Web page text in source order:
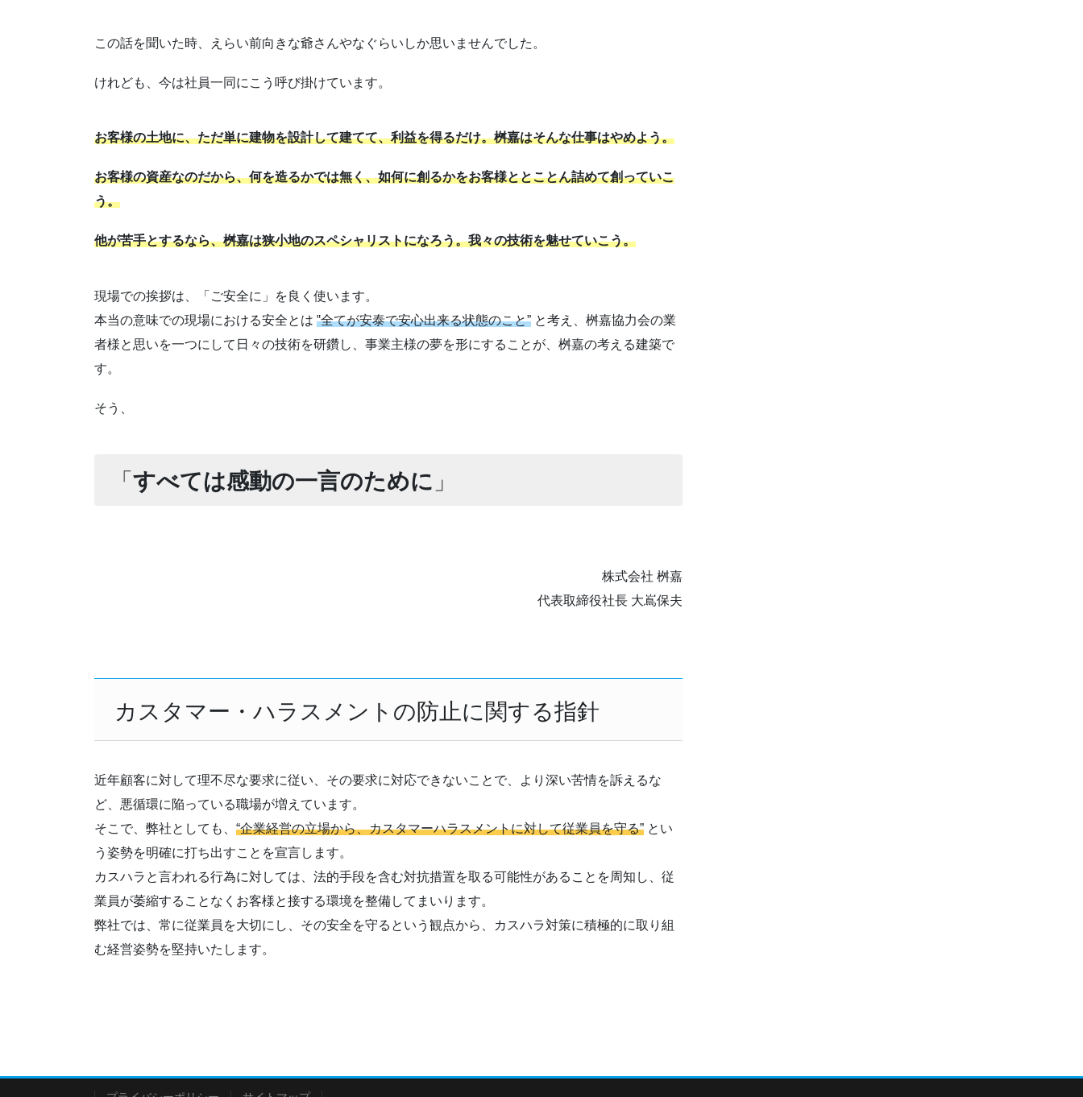
この話を聞いた時、えらい前向きな爺さんやなぐらいしか思いませんでした。
けれども、今は社員一同にこう呼び掛けています。
お客様の土地に、ただ単に建物を設計して建てて、利益を得るだけ。桝嘉はそんな仕事はやめよう。
お客様の資産なのだから、何を造るかでは無く、如何に創るかをお客様ととことん詰めて創っていこ
う。
他が苦手とするなら、桝嘉は狭小地のスペシャリストになろう。我々の技術を魅せていこう。
現場での挨拶は、「ご安全に」を良く使います。
本当の意味での現場における安全とは ‟全てが安泰で安心出来る状態のこと” と考え、桝嘉協力会の業
者様と思いを一つにして日々の技術を研鑽し、事業主様の夢を形にすることが、桝嘉の考える建築で
す。
そう、
「 すべては感動の一言のために 」
株式会社 桝嘉
代表取締役社長 大嶌保夫
カスタマー・ハラスメントの防止に関する指針
近年顧客に対して理不尽な要求に従い、その要求に対応できないことで、より深い苦情を訴えるな
ど、悪循環に陥っている職場が増えています。
そこで、弊社としても、 “企業経営の立場から、カスタマーハラスメントに対して従業員を守る” とい
う姿勢を明確に打ち出すことを宣言します。
カスハラと言われる行為に対しては、法的手段を含む対抗措置を取る可能性があることを周知し、従
業員が萎縮することなくお客様と接する環境を整備してまいります。
弊社では、常に従業員を大切にし、その安全を守るという観点から、カスハラ対策に積極的に取り組
む経営姿勢を堅持いたします。